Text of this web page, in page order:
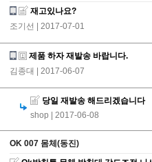
재고있나요?
조기선
| 2017-07-01
제품 하자 재발송 바랍니다.
김종대
| 2017-06-07
당일 재발송 해드리겠습니다
shop
| 2017-06-08
OK 007 몸체(동진)